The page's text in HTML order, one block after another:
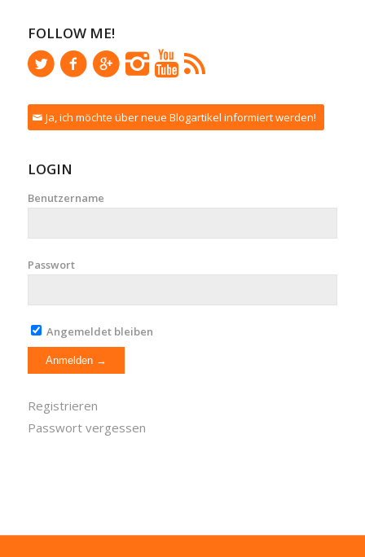
FOLLOW ME!
Ja, ich möchte über neue Blogartikel informiert werden!
LOGIN
Benutzername
Passwort
Angemeldet bleiben
Registrieren
Passwort vergessen